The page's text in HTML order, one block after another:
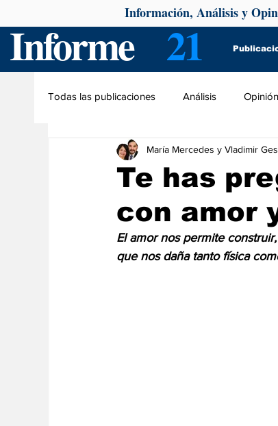
Informe 21
Información, Análisis y
Todas las publicaciones Análisis Opinión
Te has
con amor
María Mercedes y Vladimir
El amor nos permite
que nos daña tanto física